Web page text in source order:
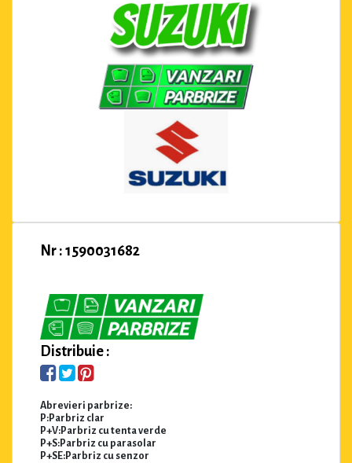
Nr : 1590031682
Distribuie :
Abrevieri parbrize:
P:Parbriz clar
P+V:Parbriz cu tenta verde
P+S:Parbriz cu parasolar
P+SE:Parbriz cu senzor